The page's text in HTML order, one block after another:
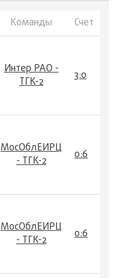
Команды Счет
Интер РАО -
ТГК-2
3:0
МосОблЕИРЦ
- ТГК-2
0:6
МосОблЕИРЦ
- ТГК-2
0:6